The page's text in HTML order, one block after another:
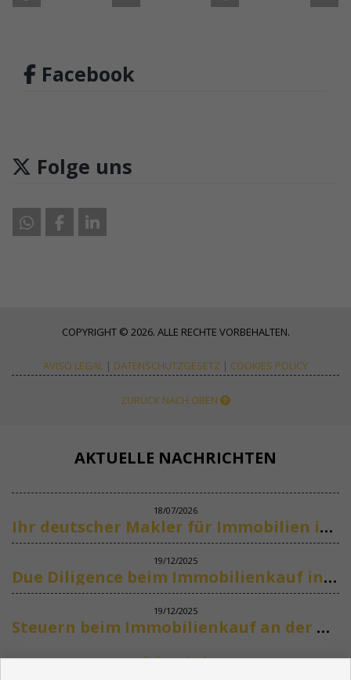
Facebook
Folge uns
COPYRIGHT © 2026. ALLE RECHTE VORBEHALTEN.
AVISO LEGAL | DATENSCHUTZGESETZ | COOKIES POLICY
ZURÜCK NACH OBEN
AKTUELLE NACHRICHTEN
18/07/2026
Ihr deutscher Makler für Immobilien in Marbella
19/12/2025
Due Diligence beim Immobilienkauf in Spanien
19/12/2025
Steuern beim Immobilienkauf an der Costa del Sol
Siehe mehr